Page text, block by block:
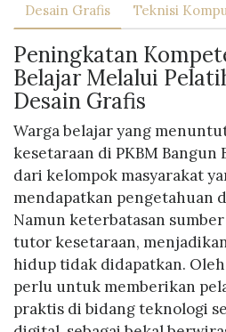
Desain Grafis Teknisi
Peningkatan
Belajar Melalui
Desain Grafis
Warga belajar yang
kesetaraan di PKBM Bangun
dari kelompok masyarakat
mendapatkan pengetahuan
Namun keterbatasan
tutor kesetaraan,
hidup tidak didapatkan.
perlu untuk memberikan
praktis di bidang teknologi